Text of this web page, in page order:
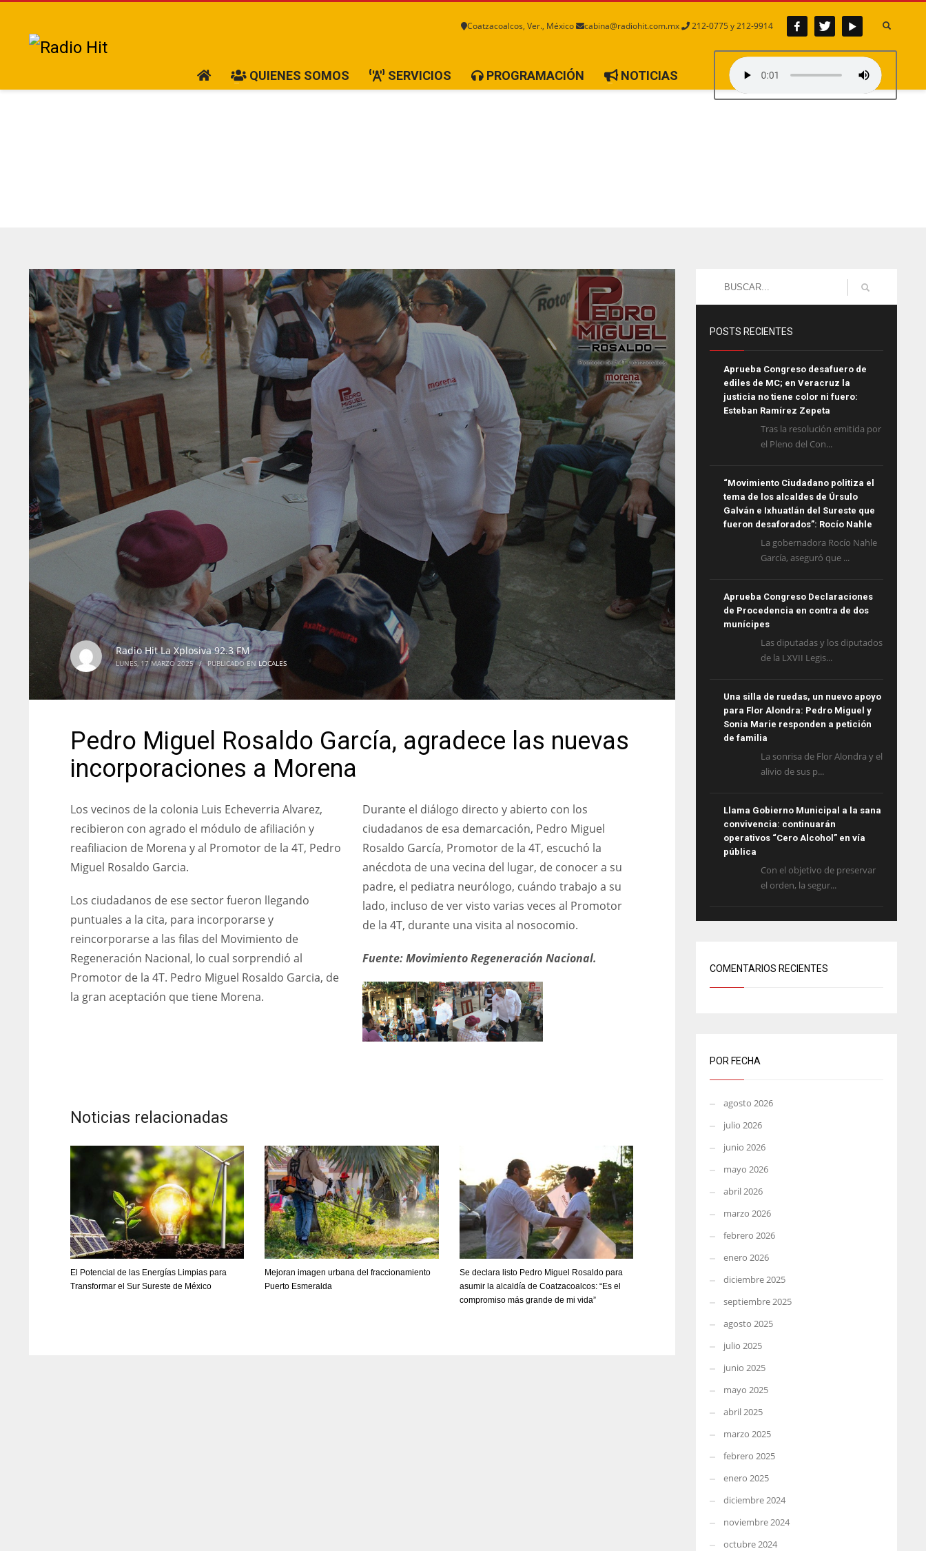
Coatzacoalcos, Ver., México cabina@radiohit.com.mx 212-0775 y 212-9914
QUIENES SOMOS SERVICIOS PROGRAMACIÓN NOTICIAS
Radio Hit La Xplosiva 92.3 FM
LUNES, 17 MARZO 2025 / PUBLICADO EN LOCALES
Pedro Miguel Rosaldo García, agradece las nuevas
incorporaciones a Morena
Los vecinos de la colonia Luis Echeverria Alvarez,
recibieron con agrado el módulo de afiliación y
reafiliacion de Morena y al Promotor de la 4T, Pedro
Miguel Rosaldo Garcia.
Los ciudadanos de ese sector fueron llegando
puntuales a la cita, para incorporarse y
reincorporarse a las filas del Movimiento de
Regeneración Nacional, lo cual sorprendió al
Promotor de la 4T. Pedro Miguel Rosaldo Garcia, de
la gran aceptación que tiene Morena.
Durante el diálogo directo y abierto con los
ciudadanos de esa demarcación, Pedro Miguel
Rosaldo García, Promotor de la 4T, escuchó la
anécdota de una vecina del lugar, de conocer a su
padre, el pediatra neurólogo, cuándo trabajo a su
lado, incluso de ver visto varias veces al Promotor
de la 4T, durante una visita al nosocomio.
Fuente: Movimiento Regeneración Nacional.
Noticias relacionadas
El Potencial de las Energías Limpias para
Transformar el Sur Sureste de México
Mejoran imagen urbana del fraccionamiento
Puerto Esmeralda
Se declara listo Pedro Miguel Rosaldo para
asumir la alcaldía de Coatzacoalcos: “Es el
compromiso más grande de mi vida”
POSTS RECIENTES
Aprueba Congreso desafuero de
ediles de MC; en Veracruz la
justicia no tiene color ni fuero:
Esteban Ramírez Zepeta
Tras la resolución emitida por
el Pleno del Con...
“Movimiento Ciudadano politiza el
tema de los alcaldes de Úrsulo
Galván e Ixhuatlán del Sureste que
fueron desaforados”: Rocío Nahle
La gobernadora Rocío Nahle
García, aseguró que ...
Aprueba Congreso Declaraciones
de Procedencia en contra de dos
munícipes
Las diputadas y los diputados
de la LXVII Legis...
Una silla de ruedas, un nuevo apoyo
para Flor Alondra: Pedro Miguel y
Sonia Marie responden a petición
de familia
La sonrisa de Flor Alondra y el
alivio de sus p...
Llama Gobierno Municipal a la sana
convivencia: continuarán
operativos “Cero Alcohol” en vía
pública
Con el objetivo de preservar
el orden, la segur...
COMENTARIOS RECIENTES
POR FECHA
agosto 2026
julio 2026
junio 2026
mayo 2026
abril 2026
marzo 2026
febrero 2026
enero 2026
diciembre 2025
septiembre 2025
agosto 2025
julio 2025
junio 2025
mayo 2025
abril 2025
marzo 2025
febrero 2025
enero 2025
diciembre 2024
noviembre 2024
octubre 2024